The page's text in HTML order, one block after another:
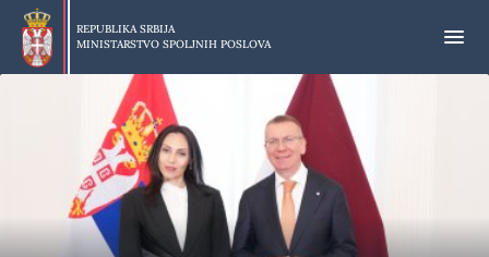
Preskoči
glavni
deo
REPUBLIKA SRBIJA
MINISTARSTVO SPOLJNIH POSLOVA